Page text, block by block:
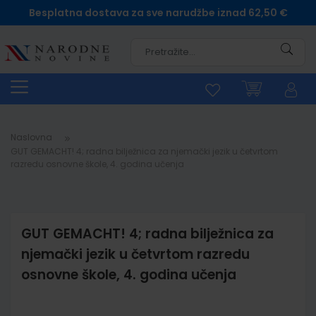
Besplatna dostava za sve narudžbe iznad 62,50 €
Naslovna
GUT GEMACHT! 4; radna bilježnica za
njemački jezik u četvrtom razredu
osnovne škole, 4. godina učenja